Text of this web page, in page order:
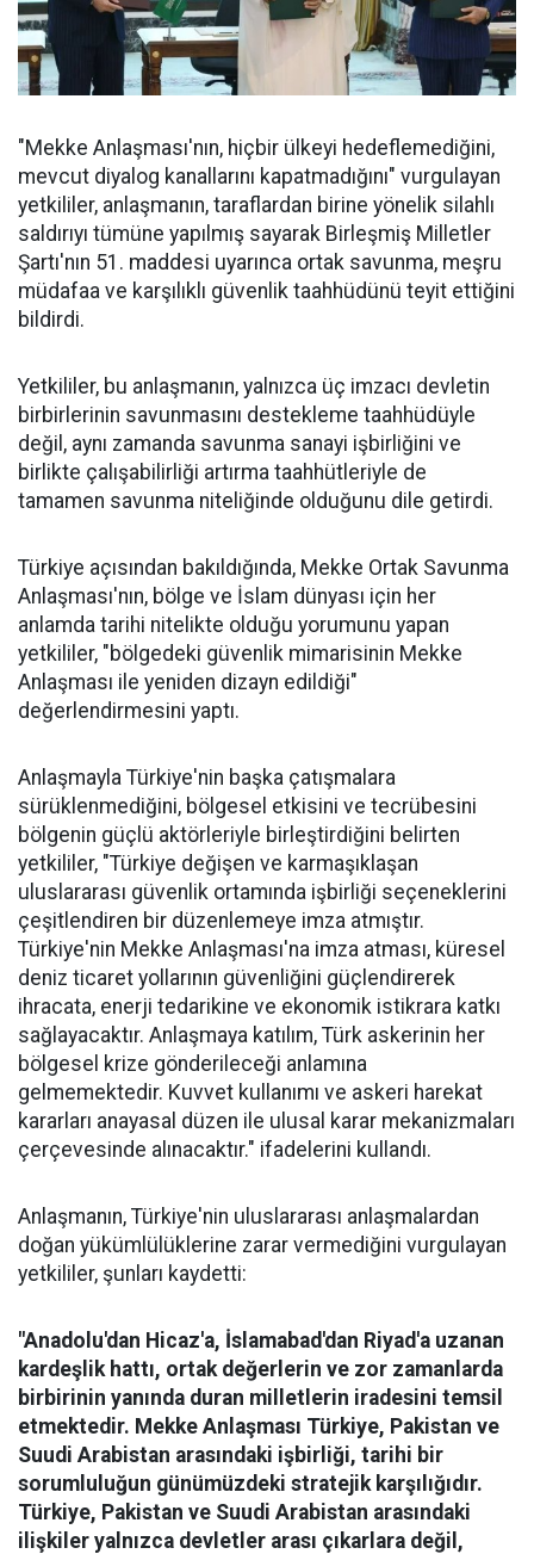
"Mekke Anlaşması'nın, hiçbir ülkeyi hedeflemediğini,
mevcut diyalog kanallarını kapatmadığını" vurgulayan
yetkililer, anlaşmanın, taraflardan birine yönelik silahlı
saldırıyı tümüne yapılmış sayarak Birleşmiş Milletler
Şartı'nın 51. maddesi uyarınca ortak savunma, meşru
müdafaa ve karşılıklı güvenlik taahhüdünü teyit ettiğini
bildirdi.
Yetkililer, bu anlaşmanın, yalnızca üç imzacı devletin
birbirlerinin savunmasını destekleme taahhüdüyle
değil, aynı zamanda savunma sanayi işbirliğini ve
birlikte çalışabilirliği artırma taahhütleriyle de
tamamen savunma niteliğinde olduğunu dile getirdi.
Türkiye açısından bakıldığında, Mekke Ortak Savunma
Anlaşması'nın, bölge ve İslam dünyası için her
anlamda tarihi nitelikte olduğu yorumunu yapan
yetkililer, "bölgedeki güvenlik mimarisinin Mekke
Anlaşması ile yeniden dizayn edildiği"
değerlendirmesini yaptı.
Anlaşmayla Türkiye'nin başka çatışmalara
sürüklenmediğini, bölgesel etkisini ve tecrübesini
bölgenin güçlü aktörleriyle birleştirdiğini belirten
yetkililer, "Türkiye değişen ve karmaşıklaşan
uluslararası güvenlik ortamında işbirliği seçeneklerini
çeşitlendiren bir düzenlemeye imza atmıştır.
Türkiye'nin Mekke Anlaşması'na imza atması, küresel
deniz ticaret yollarının güvenliğini güçlendirerek
ihracata, enerji tedarikine ve ekonomik istikrara katkı
sağlayacaktır. Anlaşmaya katılım, Türk askerinin her
bölgesel krize gönderileceği anlamına
gelmemektedir. Kuvvet kullanımı ve askeri harekat
kararları anayasal düzen ile ulusal karar mekanizmaları
çerçevesinde alınacaktır." ifadelerini kullandı.
Anlaşmanın, Türkiye'nin uluslararası anlaşmalardan
doğan yükümlülüklerine zarar vermediğini vurgulayan
yetkililer, şunları kaydetti:
"Anadolu'dan Hicaz'a, İslamabad'dan Riyad'a uzanan
kardeşlik hattı, ortak değerlerin ve zor zamanlarda
birbirinin yanında duran milletlerin iradesini temsil
etmektedir. Mekke Anlaşması Türkiye, Pakistan ve
Suudi Arabistan arasındaki işbirliği, tarihi bir
sorumluluğun günümüzdeki stratejik karşılığıdır.
Türkiye, Pakistan ve Suudi Arabistan arasındaki
ilişkiler yalnızca devletler arası çıkarlara değil,